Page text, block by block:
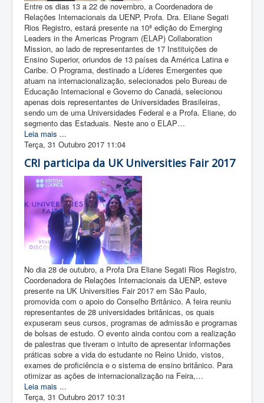
Entre os dias 13 a 22 de novembro, a Coordenadora de
Relações Internacionais da UENP, Profa. Dra. Eliane Segati
Rios Registro, estará presente na 10ª edição do Emerging
Leaders in the Americas Program (ELAP) Collaboration
Mission, ao lado de representantes de 17 Instituições de
Ensino Superior, oriundos de 13 países da América Latina e
Caribe. O Programa, destinado a Líderes Emergentes que
atuam na internacionalização, selecionados pelo Bureau de
Educação Internacional e Governo do Canadá, selecionou
apenas dois representantes de Universidades Brasileiras,
sendo um de uma Universidades Federal e a Profa. Eliane, do
segmento das Estaduais. Neste ano o ELAP…
Leia mais ...
Terça, 31 Outubro 2017 11:04
CRI participa da UK Universities Fair 2017
No dia 28 de outubro, a Profa Dra Eliane Segati Rios Registro,
Coordenadora de Relações Internacionais da UENP, esteve
presente na UK Universities Fair 2017 em São Paulo,
promovida com o apoio do Conselho Britânico. A feira reuniu
representantes de 28 universidades britânicas, os quais
expuseram seus cursos, programas de admissão e programas
de bolsas de estudo. O evento ainda contou com a realização
de palestras que tiveram o intuito de apresentar informações
práticas sobre a vida do estudante no Reino Unido, vistos,
exames de proficiência e o sistema de ensino britânico. Para
otimizar as ações de internacionalização na Feira,…
Leia mais ...
Terça, 31 Outubro 2017 10:31